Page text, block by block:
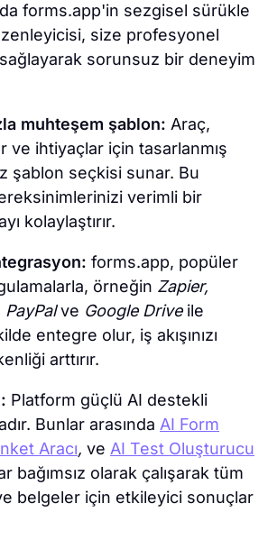
da forms.app'in sezgisel sürükle
size profesyonel
sorunsuz bir deneyim
muhteşem şablon: Araç,
ve ihtiyaçlar için tasarlanmış
şablon seçkisi sunar. Bu
verimli bir
kolaylaştırır.
forms.app, popüler
örneğin Zapier,
ve Google Driveile
entegre olur, iş akışınızı
arttırır.
Platform güçlü AI destekli
Bunlar arasında AI Form
Aracı, ve AI Test Oluşturucu
bağımsız olarak çalışarak tüm
belgeler için etkileyici sonuçlar